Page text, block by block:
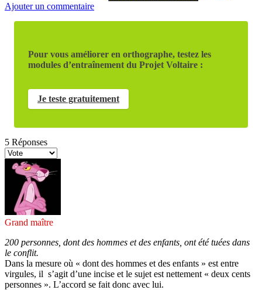
Ajouter un commentaire
Pour vous améliorer en orthographe, testez les
modules d’entraînement du Projet Voltaire :
Je teste gratuitement
5 Réponses
Grand maître
200 personnes, dont des hommes et des enfants, ont été tuées dans
le conflit.
Dans la mesure où « dont des hommes et des enfants » est entre
virgules, il s’agit d’une incise et le sujet est nettement « deux cents
personnes ». L’accord se fait donc avec lui.